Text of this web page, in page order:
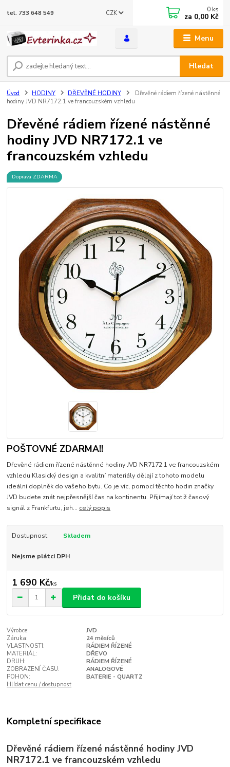
Menu
CZK
Hledat
tel. 733 648 549 0 ks
za 0,00 Kč
Úvod HODINY DŘEVĚNÉ HODINY
Dřevěné rádiem řízené nástěnné
hodiny JVD NR7172.1 ve francouzském vzhledu
Dřevěné rádiem řízené nástěnné
hodiny JVD NR7172.1 ve
francouzském vzhledu
Doprava ZDARMA
POŠTOVNÉ ZDARMA!!
Dřevěné rádiem řízené nástěnné hodiny JVD NR7172.1 ve francouzském
vzhledu Klasický design a kvalitní materiály dělají z tohoto modelu
ideální doplněk do vašeho bytu. Co je víc, pomocí těchto hodin značky
JVD budete znát nejpřesnější čas na kontinentu. Přijímají totiž časový
signál z Frankfurtu, jeh... celý popis
Dostupnost Skladem
Nejsme plátci DPH
1 690 Kč/ks
Přidat do košíku
Výrobce:
JVD
Záruka:
24 měsíců
VLASTNOSTI:
RÁDIEM ŘÍZENÉ
MATERIÁL:
DŘEVO
DRUH:
RÁDIEM ŘÍZENÉ
ZOBRAZENÍ ČASU:
ANALOGOVÉ
POHON:
BATERIE - QUARTZ
Hlídat cenu / dostupnost
Kompletní specifikace
Dřevěné rádiem řízené nástěnné hodiny JVD
NR7172.1 ve francouzském vzhledu